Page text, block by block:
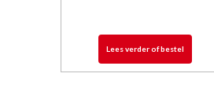
Lees verder of bestel